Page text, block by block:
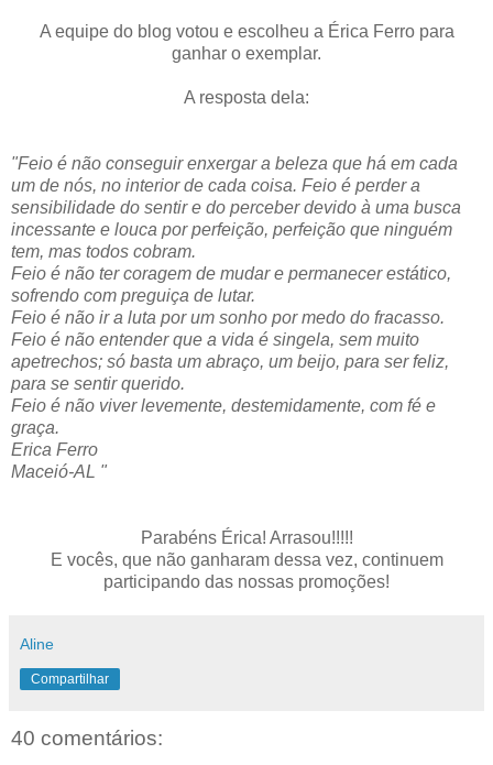
A equipe do blog votou e escolheu a Érica Ferro para
ganhar o exemplar.
A resposta dela:
"Feio é não conseguir enxergar a beleza que há em cada
um de nós, no interior de cada coisa. Feio é perder a
sensibilidade do sentir e do perceber devido à uma busca
incessante e louca por perfeição, perfeição que ninguém
tem, mas todos cobram.
Feio é não ter coragem de mudar e permanecer estático,
sofrendo com preguiça de lutar.
Feio é não ir a luta por um sonho por medo do fracasso.
Feio é não entender que a vida é singela, sem muito
apetrechos; só basta um abraço, um beijo, para ser feliz,
para se sentir querido.
Feio é não viver levemente, destemidamente, com fé e
graça.
Erica Ferro
Maceió-AL "
Parabéns Érica! Arrasou!!!!!
E vocês, que não ganharam dessa vez, continuem
participando das nossas promoções!
Aline
Compartilhar
40 comentários: